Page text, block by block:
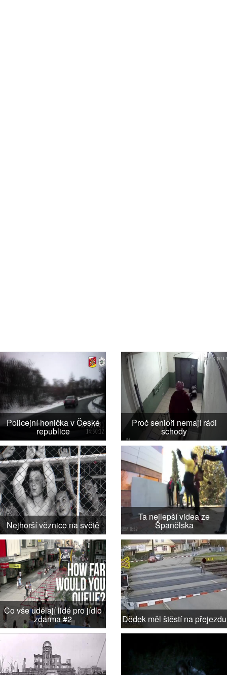
Policejní honička v České
republice
Proč senioři nemají rádi
schody
Nejhorší věznice na světě
Ta nejlepší videa ze
Španělska
Co vše udělají lidé pro jídlo
zdarma #2 Dědek měl štěstí na přejezdu